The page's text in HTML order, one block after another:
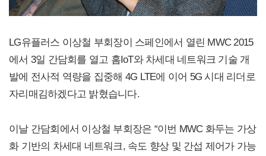
LG유플러스 이상철 부회장이 스페인에서 열린 MWC 2015
에서 3일 간담회를 열고 홈IoT와 차세대 네트워크 기술 개
발에 전사적 역량을 집중해 4G LTE에 이어 5G 시대 리더로
자리매김하겠다고 밝혔습니다.
이날 간담회에서 이상철 부회장은 “이번 MWC 화두는 가상
화 기반의 차세대 네트워크, 속도 향상 및 간섭 제어가 가능